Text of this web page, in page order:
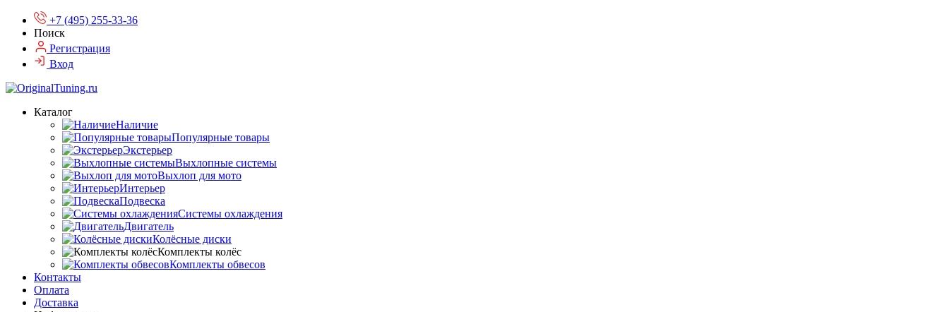
+7 (495) 255-33-36
Поиск
Регистрация
Вход
Каталог
Наличие
Популярные товары
Экстерьер
Выхлопные системы
Выхлоп для мото
Интерьер
Подвеска
Системы охлаждения
Двигатель
Колёсные диски
Комплекты колёс
Комплекты обвесов
Контакты
Оплата
Доставка